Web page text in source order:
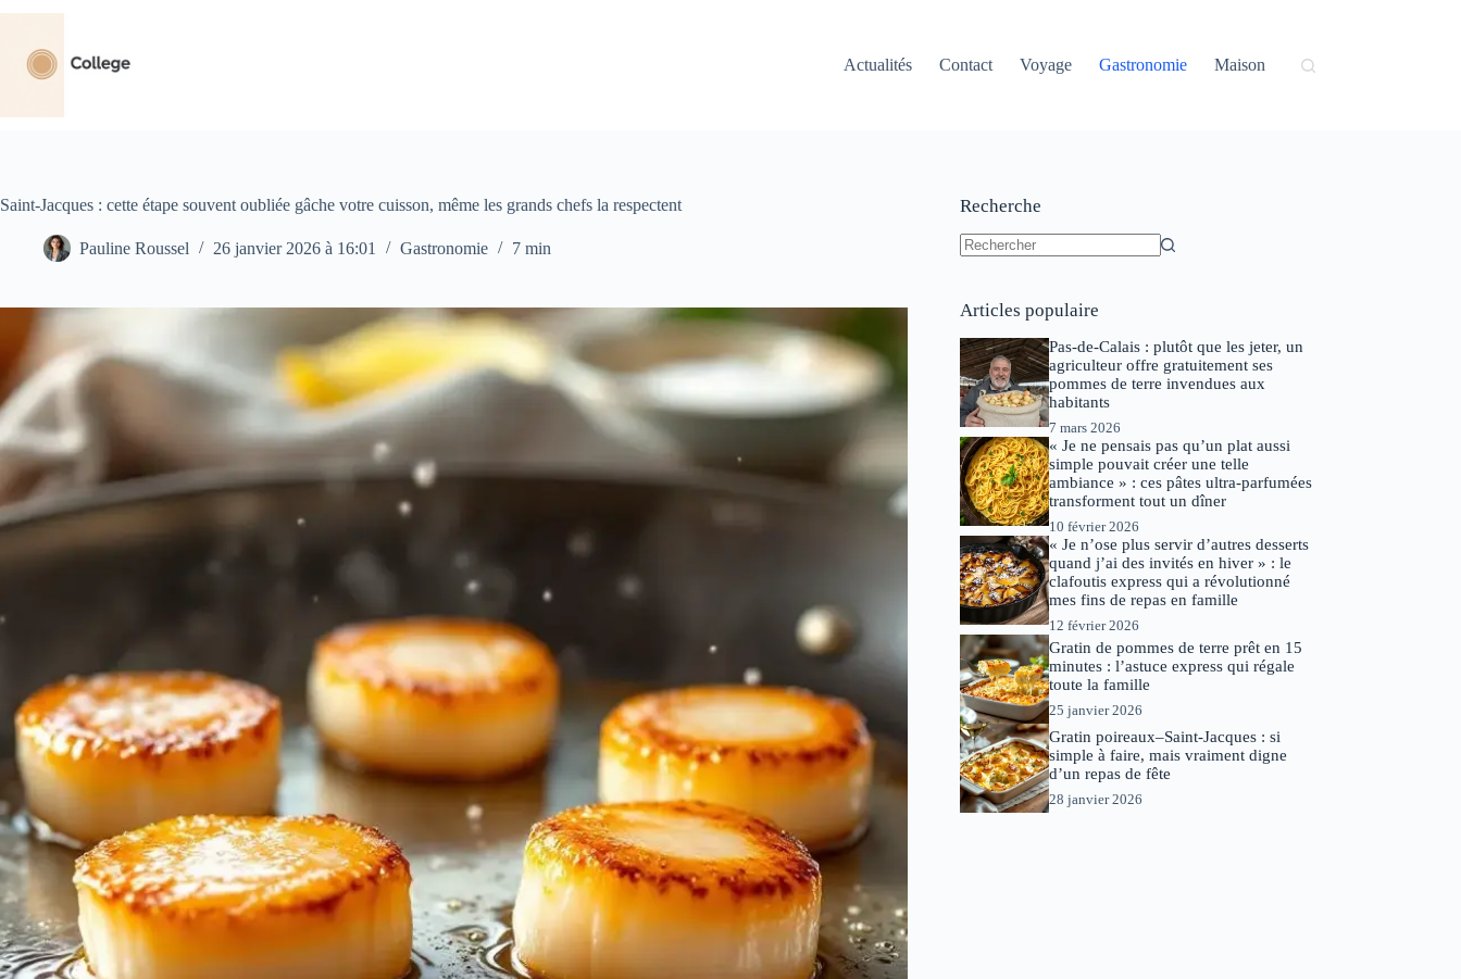
contenu
Actualités
Contact Voyage Gastronomie Maison
Saint-Jacques : cette étape souvent oubliée gâche votre cuisson, même les grands chefs la respectent
Pauline Roussel 26 janvier 2026 à 16:01 Gastronomie 7 min
Recherche
Articles populaire
Pas-de-Calais : plutôt que les jeter, un
agriculteur offre gratuitement ses
pommes de terre invendues aux
habitants
7 mars 2026
« Je ne pensais pas qu’un plat aussi
simple pouvait créer une telle
ambiance » : ces pâtes ultra-parfumées
transforment tout un dîner
10 février 2026
« Je n’ose plus servir d’autres desserts
quand j’ai des invités en hiver » : le
clafoutis express qui a révolutionné
mes fins de repas en famille
12 février 2026
Gratin de pommes de terre prêt en 15
minutes : l’astuce express qui régale
toute la famille
25 janvier 2026
Gratin poireaux–Saint-Jacques : si
simple à faire, mais vraiment digne
d’un repas de fête
28 janvier 2026